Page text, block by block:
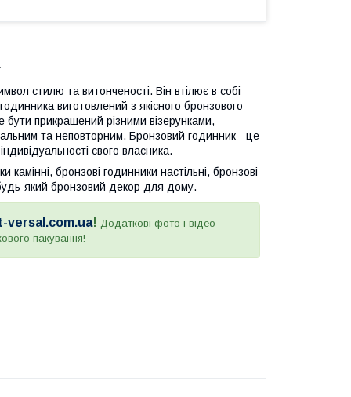
стилю та витонченості. Він втілює в собі
виготовлений з якісного бронзового
бути прикрашений різними візерунками,
та неповторним. Бронзовий годинник - це
свого власника.
бронзові годинники настільні, бронзові
який бронзовий декор для дому.
versal.com.ua! Додаткові фото і відео
пакування!